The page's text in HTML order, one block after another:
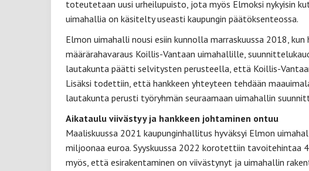
toteutetaan uusi urheilupuisto, jota myös Elmoksi nykyisin
uimahallia on käsitelty useasti kaupungin päätöksenteossa.
Elmon uimahalli nousi esiin kunnolla marraskuussa 2018,
määrärahavaraus Koillis-Vantaan uimahallille,
lautakunta päätti selvitysten perusteella, että Koillis-
Lisäksi todettiin, että hankkeen yhteyteen tehdään
lautakunta perusti työryhmän seuraamaan uimahallin
Aikataulu viivästyy ja hankkeen johtaminen ontuu
Maaliskuussa 2021 kaupunginhallitus hyväksyi Elmon
miljoonaa euroa. Syyskuussa 2022 korotettiin tavoitehintaa
myös, että esirakentaminen on viivästynyt ja uimahallin